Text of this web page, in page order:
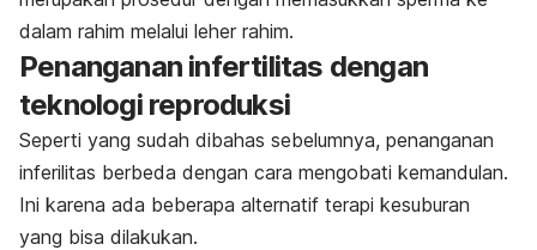
dalam rahim melalui leher rahim.
Penanganan infertilitas dengan
teknologi reproduksi
Seperti yang sudah dibahas sebelumnya, penanganan
inferilitas berbeda dengan cara mengobati kemandulan.
Ini karena ada beberapa alternatif terapi kesuburan
yang bisa dilakukan.